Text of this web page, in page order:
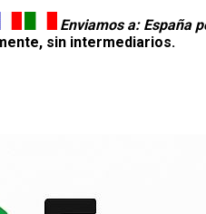
Enviamos a: España
sin intermediarios.